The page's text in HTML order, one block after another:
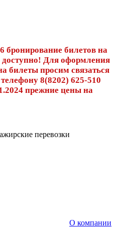
бронирование билетов на
доступно! Для оформления
билеты просим связаться
8(8202) 625-510
прежние цены на
перевозки
О компании